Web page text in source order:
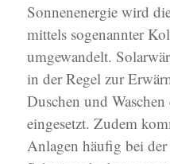
Sonnenenergie wird
mittels sogenannter
umgewandelt.
in der Regel zur
Duschen und
eingesetzt. Zudem
Anlagen häufig bei